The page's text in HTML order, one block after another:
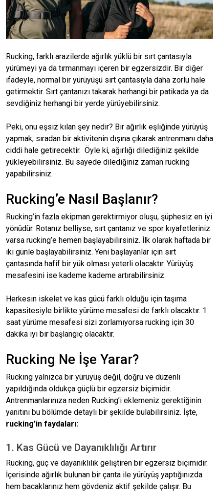
Rucking, farklı arazilerde ağırlık yüklü bir sırt çantasıyla
yürümeyi ya da tırmanmayı içeren bir egzersizdir. Bir diğer
ifadeyle, normal bir yürüyüşü sırt çantasıyla daha zorlu hale
getirmektir. Sırt çantanızı takarak herhangi bir patikada ya da
sevdiğiniz herhangi bir yerde yürüyebilirsiniz.
Peki, onu eşsiz kılan şey nedir? Bir ağırlık eşliğinde yürüyüş
yapmak, sıradan bir aktivitenin dışına çıkarak antrenmanı daha
ciddi hale getirecektir. Öyle ki, ağırlığı dilediğiniz şekilde
yükleyebilirsiniz. Bu sayede dilediğiniz zaman rucking
yapabilirsiniz.
Rucking’e Nasıl Başlanır?
Rucking’in fazla ekipman gerektirmiyor oluşu, şüphesiz en iyi
yönüdür. Rotanız belliyse, sırt çantanız ve spor kıyafetleriniz
varsa rucking’e hemen başlayabilirsiniz. İlk olarak haftada bir
iki günle başlayabilirsiniz. Yeni başlayanlar için sırt
çantasında hafif bir yük olması yeterli olacaktır. Yürüyüş
mesafesini ise kademe kademe artırabilirsiniz.
Herkesin iskelet ve kas gücü farklı olduğu için taşıma
kapasitesiyle birlikte yürüme mesafesi de farklı olacaktır. 1
saat yürüme mesafesi sizi zorlamıyorsa rucking için 30
dakika iyi bir başlangıç olacaktır.
Rucking Ne İşe Yarar?
Rucking yalnızca bir yürüyüş değil, doğru ve düzenli
yapıldığında oldukça güçlü bir egzersiz biçimidir.
Antrenmanlarınıza neden Rucking’i eklemeniz gerektiğinin
yanıtını bu bölümde detaylı bir şekilde bulabilirsiniz. İşte,
rucking’in faydaları:
1. Kas Gücü ve Dayanıklılığı Artırır
Rucking, güç ve dayanıklılık geliştiren bir egzersiz biçimidir.
İçerisinde ağırlık bulunan bir çanta ile yürüyüş yaptığınızda
hem bacaklarınız hem gövdeniz aktif şekilde çalışır. Bu